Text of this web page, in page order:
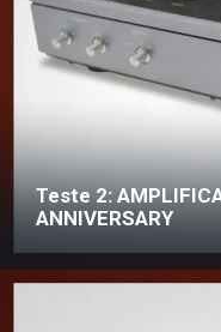
Teste 2:
ANNIVERSARY